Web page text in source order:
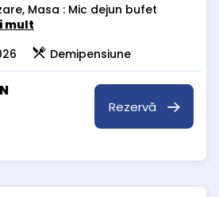
Masa : Mic dejun bufet
mult
Demipensiune
Rezervă